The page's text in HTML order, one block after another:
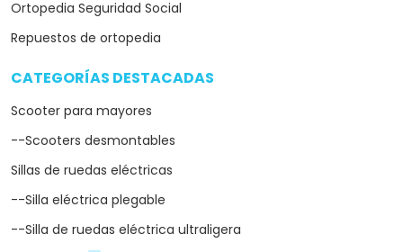
Ortopedia Seguridad Social
Repuestos de ortopedia
CATEGORÍAS DESTACADAS
Scooter para mayores
--Scooters desmontables
Sillas de ruedas eléctricas
--Silla eléctrica plegable
--Silla de ruedas eléctrica ultraligera